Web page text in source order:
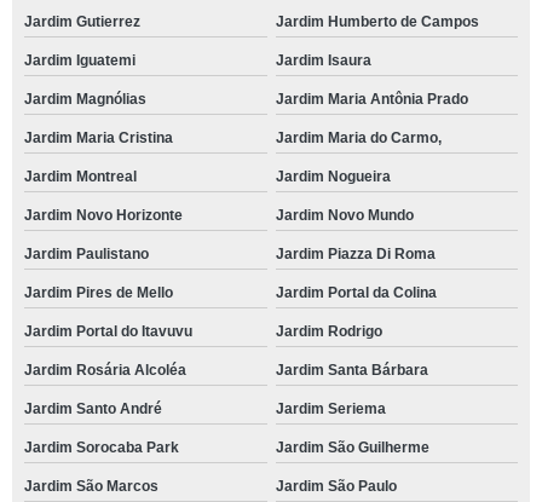
Jardim Gutierrez Jardim Humberto de Campos
Jardim Iguatemi Jardim Isaura
Jardim Magnólias Jardim Maria Antônia Prado
Jardim Maria Cristina Jardim Maria do Carmo,
Jardim Montreal Jardim Nogueira
Jardim Novo Horizonte Jardim Novo Mundo
Jardim Paulistano Jardim Piazza Di Roma
Jardim Pires de Mello Jardim Portal da Colina
Jardim Portal do Itavuvu Jardim Rodrigo
Jardim Rosária Alcoléa Jardim Santa Bárbara
Jardim Santo André Jardim Seriema
Jardim Sorocaba Park Jardim São Guilherme
Jardim São Marcos Jardim São Paulo